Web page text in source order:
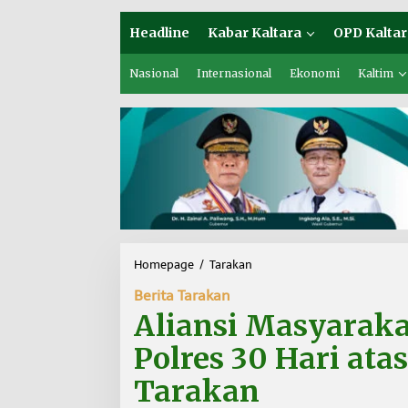
Headline Kabar Kaltara OPD
Nasional Internasional Ekonomi Kaltim
Homepage / Tarakan
a
n
s
i
Berita Tarakan
Aliansi
Polres 30 Hari
Tarakan